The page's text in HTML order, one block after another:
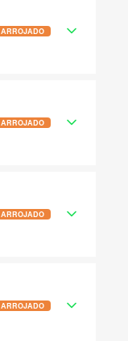
ARROJADO
ARROJADO
ARROJADO
ARROJADO